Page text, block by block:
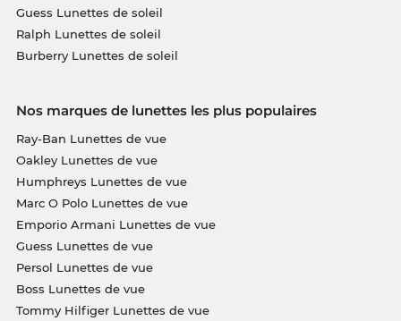
Guess Lunettes de soleil
Ralph Lunettes de soleil
Burberry Lunettes de soleil
Nos marques de lunettes les plus populaires
Ray-Ban Lunettes de vue
Oakley Lunettes de vue
Humphreys Lunettes de vue
Marc O Polo Lunettes de vue
Emporio Armani Lunettes de vue
Guess Lunettes de vue
Persol Lunettes de vue
Boss Lunettes de vue
Tommy Hilfiger Lunettes de vue